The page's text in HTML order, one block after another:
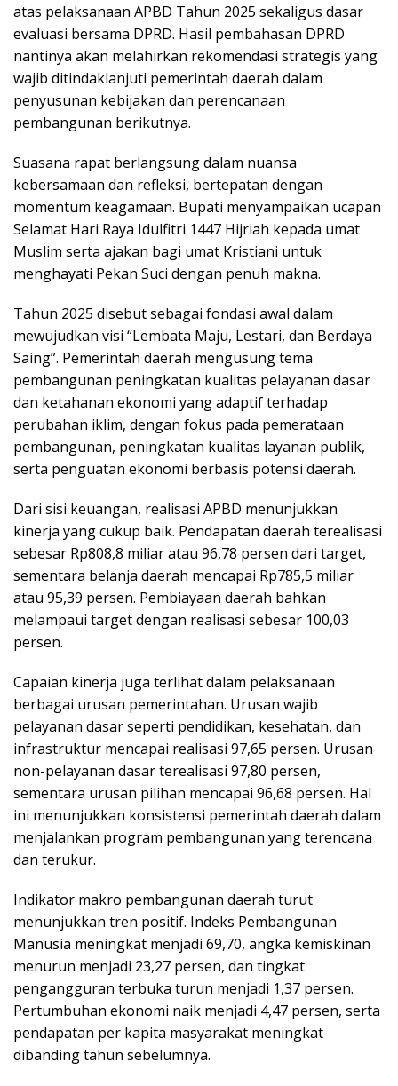
atas pelaksanaan APBD Tahun 2025 sekaligus dasar
evaluasi bersama DPRD. Hasil pembahasan DPRD
nantinya akan melahirkan rekomendasi strategis yang
wajib ditindaklanjuti pemerintah daerah dalam
penyusunan kebijakan dan perencanaan
pembangunan berikutnya.
Suasana rapat berlangsung dalam nuansa
kebersamaan dan refleksi, bertepatan dengan
momentum keagamaan. Bupati menyampaikan ucapan
Selamat Hari Raya Idulfitri 1447 Hijriah kepada umat
Muslim serta ajakan bagi umat Kristiani untuk
menghayati Pekan Suci dengan penuh makna.
Tahun 2025 disebut sebagai fondasi awal dalam
mewujudkan visi “Lembata Maju, Lestari, dan Berdaya
Saing”. Pemerintah daerah mengusung tema
pembangunan peningkatan kualitas pelayanan dasar
dan ketahanan ekonomi yang adaptif terhadap
perubahan iklim, dengan fokus pada pemerataan
pembangunan, peningkatan kualitas layanan publik,
serta penguatan ekonomi berbasis potensi daerah.
Dari sisi keuangan, realisasi APBD menunjukkan
kinerja yang cukup baik. Pendapatan daerah terealisasi
sebesar Rp808,8 miliar atau 96,78 persen dari target,
sementara belanja daerah mencapai Rp785,5 miliar
atau 95,39 persen. Pembiayaan daerah bahkan
melampaui target dengan realisasi sebesar 100,03
persen.
Capaian kinerja juga terlihat dalam pelaksanaan
berbagai urusan pemerintahan. Urusan wajib
pelayanan dasar seperti pendidikan, kesehatan, dan
infrastruktur mencapai realisasi 97,65 persen. Urusan
non-pelayanan dasar terealisasi 97,80 persen,
sementara urusan pilihan mencapai 96,68 persen. Hal
ini menunjukkan konsistensi pemerintah daerah dalam
menjalankan program pembangunan yang terencana
dan terukur.
Indikator makro pembangunan daerah turut
menunjukkan tren positif. Indeks Pembangunan
Manusia meningkat menjadi 69,70, angka kemiskinan
menurun menjadi 23,27 persen, dan tingkat
pengangguran terbuka turun menjadi 1,37 persen.
Pertumbuhan ekonomi naik menjadi 4,47 persen, serta
pendapatan per kapita masyarakat meningkat
dibanding tahun sebelumnya.